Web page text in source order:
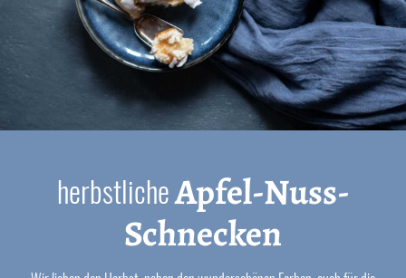
herbstlicheApfel-Nuss-
Schnecken